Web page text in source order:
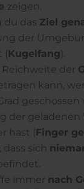
zeigen.
du das Ziel
der
(Kugelfang).
Reichweite der
kann,
geschossen
der geladenen
hast (Finger
sich
immer nach